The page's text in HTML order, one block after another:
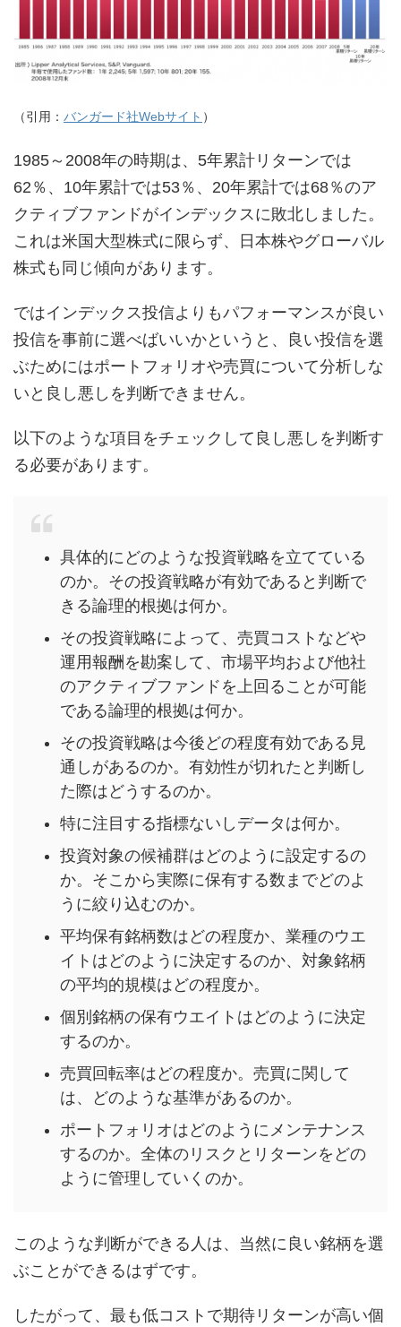
（引用： バンガード社Webサイト ）
1985～2008年の時期は、5年累計リターンでは
62％、10年累計では53％、20年累計では68％のア
クティブファンドがインデックスに敗北しました。
これは米国大型株式に限らず、日本株やグローバル
株式も同じ傾向があります。
ではインデックス投信よりもパフォーマンスが良い
投信を事前に選べばいいかというと、良い投信を選
ぶためにはポートフォリオや売買について分析しな
いと良し悪しを判断できません。
以下のような項目をチェックして良し悪しを判断す
る必要があります。
具体的にどのような投資戦略を立てている
のか。その投資戦略が有効であると判断で
きる論理的根拠は何か。
その投資戦略によって、売買コストなどや
運用報酬を勘案して、市場平均および他社
のアクティブファンドを上回ることが可能
である論理的根拠は何か。
その投資戦略は今後どの程度有効である見
通しがあるのか。有効性が切れたと判断し
た際はどうするのか。
特に注目する指標ないしデータは何か。
投資対象の候補群はどのように設定するの
か。そこから実際に保有する数までどのよ
うに絞り込むのか。
平均保有銘柄数はどの程度か、業種のウエ
イトはどのように決定するのか、対象銘柄
の平均的規模はどの程度か。
個別銘柄の保有ウエイトはどのように決定
するのか。
売買回転率はどの程度か。売買に関して
は、どのような基準があるのか。
ポートフォリオはどのようにメンテナンス
するのか。全体のリスクとリターンをどの
ように管理していくのか。
このような判断ができる人は、当然に良い銘柄を選
ぶことができるはずです。
したがって、最も低コストで期待リターンが高い個